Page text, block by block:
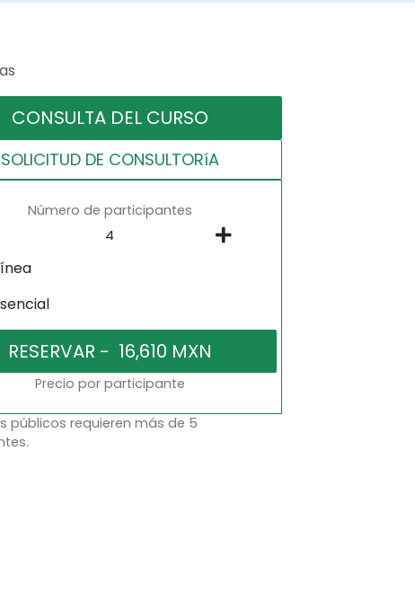
CONSULTA DEL CURSO
SOLICITUD DE CONSULTORíA
Número de participantes
Precio por participante
públicos requieren más de 5